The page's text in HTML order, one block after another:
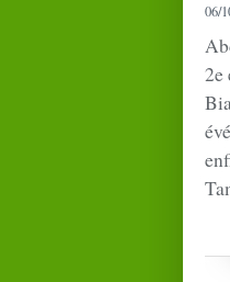
06/
2e